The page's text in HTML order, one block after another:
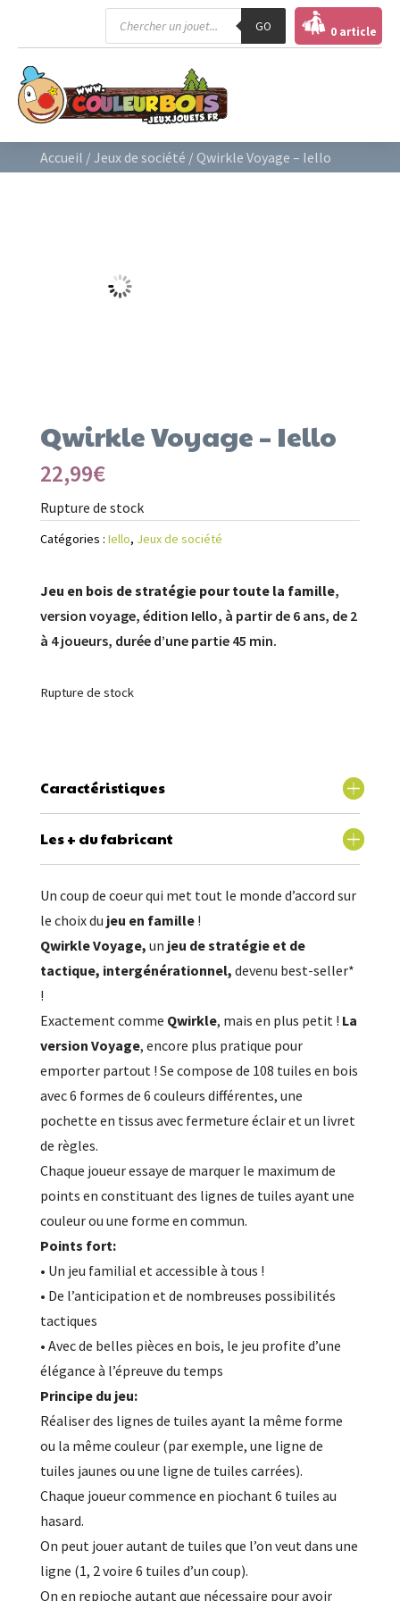
Recherche
produits
GO 0 article
Accueil / Jeux de société / Qwirkle Voyage – Iello
Qwirkle Voyage – Iello
22,99€
Rupture de stock
Catégories : Iello, Jeux de société
Jeu en bois de stratégie pour toute la famille,
version voyage, édition Iello, à partir de 6 ans, de 2
à 4 joueurs, durée d’une partie 45 min.
Rupture de stock
Caractéristiques
Les + du fabricant
Un coup de coeur qui met tout le monde d’accord sur
le choix du jeu en famille!
Qwirkle Voyage, un jeu de stratégie et de
tactique, intergénérationnel, devenu best-seller*
!
Exactement comme Qwirkle, mais en plus petit ! La
version Voyage, encore plus pratique pour
emporter partout ! Se compose de 108 tuiles en bois
avec 6 formes de 6 couleurs différentes, une
pochette en tissus avec fermeture éclair et un livret
de règles.
Chaque joueur essaye de marquer le maximum de
points en constituant des lignes de tuiles ayant une
couleur ou une forme en commun.
Points fort:
• Un jeu familial et accessible à tous !
• De l’anticipation et de nombreuses possibilités
tactiques
• Avec de belles pièces en bois, le jeu profite d’une
élégance à l’épreuve du temps
Principe du jeu:
Réaliser des lignes de tuiles ayant la même forme
ou la même couleur (par exemple, une ligne de
tuiles jaunes ou une ligne de tuiles carrées).
Chaque joueur commence en piochant 6 tuiles au
hasard.
On peut jouer autant de tuiles que l’on veut dans une
ligne (1, 2 voire 6 tuiles d’un coup).
On en repioche autant que nécessaire pour avoir